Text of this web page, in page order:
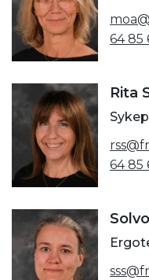
64 85
Rita
64 85